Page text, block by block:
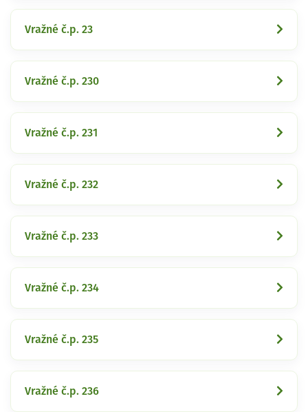
Vražné č.p. 23
Vražné č.p. 230
Vražné č.p. 231
Vražné č.p. 232
Vražné č.p. 233
Vražné č.p. 234
Vražné č.p. 235
Vražné č.p. 236